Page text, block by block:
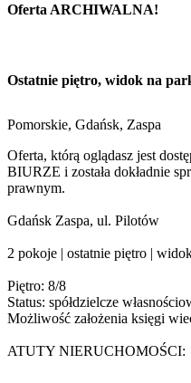
Oferta ARCHIWALNA!
Ostatnie piętro, widok na
Pomorskie, Gdańsk, Zaspa
Oferta, którą oglądasz jest
BIURZE i została dokładnie
prawnym.
Gdańsk Zaspa, ul. Pilotów
2 pokoje | ostatnie piętro |
Piętro: 8/8
Status: spółdzielcze
Możliwość założenia księgi
ATUTY NIERUCHOMOŚCI: